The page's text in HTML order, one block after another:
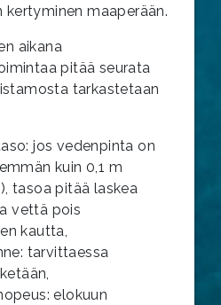
kertyminen maaperään.
aikana
pitää seurata
tarkastetaan
jos vedenpinta on
kuin 0,1 m
tasoa pitää laskea
vettä pois
kautta,
tarvittaessa
elokuun